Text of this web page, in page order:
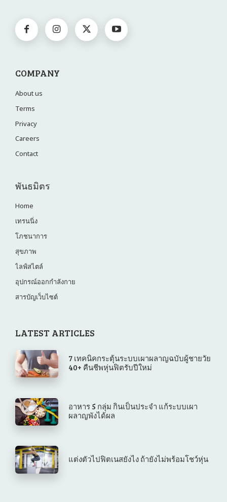
COMPANY
About us
Terms
Privacy
Careers
Contact
พันธมิตร
Home
เทรนนิ่ง
โภชนาการ
สุขภาพ
ไลฟ์สไตล์
อุปกรณ์ออกกำลังกาย
สารบัญเว็บไซต์
LATEST ARTICLES
7 เทคนิคกระตุ้นระบบเผาผลาญฉบับผู้ชายวัย
40+ คืนชีพหุ่นฟิตรับปีใหม่
อาหาร 5 กลุ่ม กินเป็นประจำ แก้ระบบเผา
ผลาญพังได้ผล
แต่งตัวไปฟิตเนสยังไง ถ้ายังไม่พร้อมโชว์หุ่น